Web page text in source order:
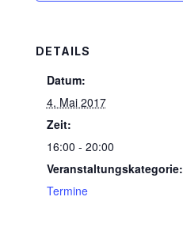
DETAILS
Datum:
4. Mai 2017
Zeit:
16:00 - 20:00
Veranstaltungskategorie:
Termine